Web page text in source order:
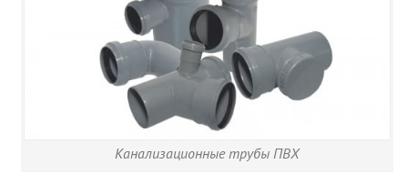
Канализационные трубы ПВХ